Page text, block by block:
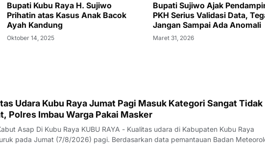
Bupati Kubu Raya H. Sujiwo
Prihatin atas Kasus Anak Bacok
Ayah Kandung
Oktober 14, 2025
Bupati Sujiwo Ajak
PKH Serius Validasi Data,
Jangan Sampai Ada Anomali
Maret 31, 2026
Udara Kubu Raya Jumat Pagi Masuk Kategori Sangat Tidak
Polres Imbau Warga Pakai Masker
Asap Di Kubu Raya KUBU RAYA - Kualitas udara di Kabupaten Kubu Raya
pada Jumat (7/8/2026) pagi. Berdasarkan data pemantauan Badan